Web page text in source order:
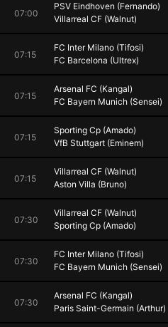
07:00
PSV Eindhoven (Fernando)
Villarreal CF (Walnut)
07:15
FC Inter Milano (Tifosi)
FC Barcelona (Ultrex)
07:15
Arsenal FC (Kangal)
FC Bayern Munich (Sensei)
07:15
Sporting Cp (Amado)
VfB Stuttgart (Eminem)
07:15
Villarreal CF (Walnut)
Aston Villa (Bruno)
07:30
Villarreal CF (Walnut)
Sporting Cp (Amado)
07:30
FC Inter Milano (Tifosi)
FC Bayern Munich (Sensei)
07:30
Arsenal FC (Kangal)
Paris Saint-Germain (Arthur)